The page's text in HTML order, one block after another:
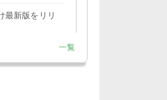
最新版をリリ
一覧